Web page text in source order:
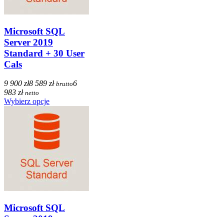
Microsoft SQL
Server 2019
Standard + 30 User
Cals
9 900 zł8 589 zł brutto6
983 zł netto
Wybierz opcje
Microsoft SQL